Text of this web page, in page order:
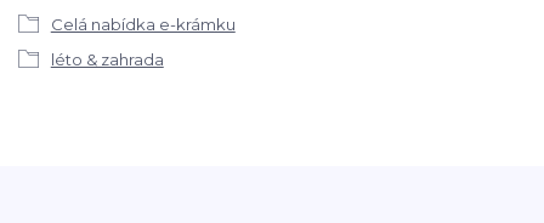
Celá nabídka e-krámku
léto & zahrada